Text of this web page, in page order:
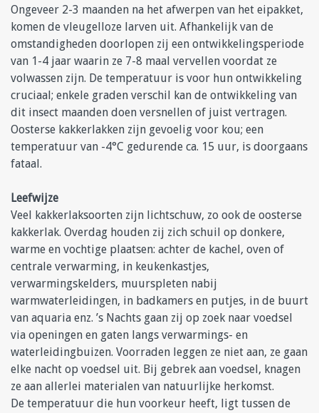
Ongeveer 2-3 maanden na het afwerpen van het eipakket,
komen de vleugelloze larven uit. Afhankelijk van de
omstandigheden doorlopen zij een ontwikkelingsperiode
van 1-4 jaar waarin ze 7-8 maal vervellen voordat ze
volwassen zijn. De temperatuur is voor hun ontwikkeling
cruciaal; enkele graden verschil kan de ontwikkeling van
dit insect maanden doen versnellen of juist vertragen.
Oosterse kakkerlakken zijn gevoelig voor kou; een
temperatuur van -4°C gedurende ca. 15 uur, is doorgaans
fataal.
Leefwijze
Veel kakkerlaksoorten zijn lichtschuw, zo ook de oosterse
kakkerlak. Overdag houden zij zich schuil op donkere,
warme en vochtige plaatsen: achter de kachel, oven of
centrale verwarming, in keukenkastjes,
verwarmingskelders, muurspleten nabij
warmwaterleidingen, in badkamers en putjes, in de buurt
van aquaria enz. ’s Nachts gaan zij op zoek naar voedsel
via openingen en gaten langs verwarmings- en
waterleidingbuizen. Voorraden leggen ze niet aan, ze gaan
elke nacht op voedsel uit. Bij gebrek aan voedsel, knagen
ze aan allerlei materialen van natuurlijke herkomst.
De temperatuur die hun voorkeur heeft, ligt tussen de